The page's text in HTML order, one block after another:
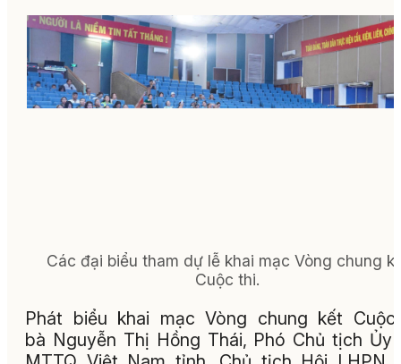
Các đại biểu tham dự lễ khai mạc Vòng chung
Cuộc thi.
Phát biểu khai mạc Vòng chung kết
bà Nguyễn Thị Hồng Thái, Phó Chủ tịch Ủy